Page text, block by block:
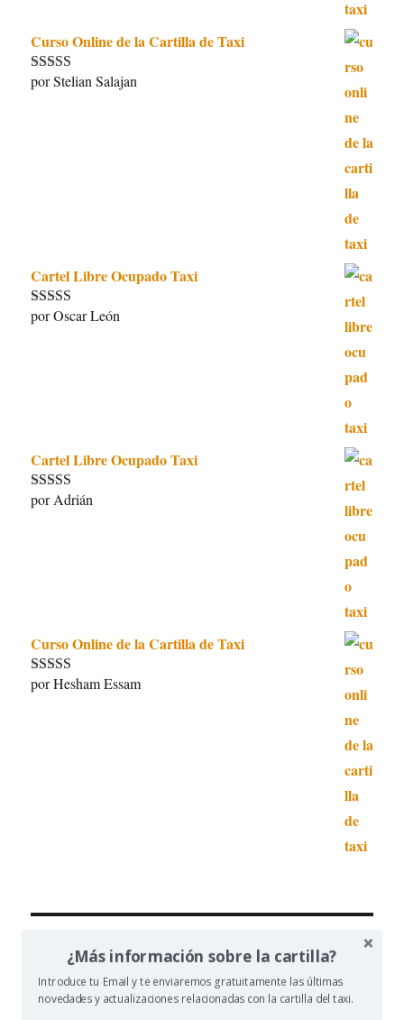
Curso Online de la Cartilla de Taxi
Valorado con
por Stelian Salajan
Cartel Libre Ocupado Taxi
Valorado con
por Oscar León
Cartel Libre Ocupado Taxi
Valorado con
por Adrián
Curso Online de la Cartilla de Taxi
Valorado con
por Hesham Essam
Buscar
por:
¿Más información sobre la cartilla?
Introduce tu Email y te enviaremos gratuitamente las últimas
novedades y actualizaciones relacionadas con la cartilla del taxi.